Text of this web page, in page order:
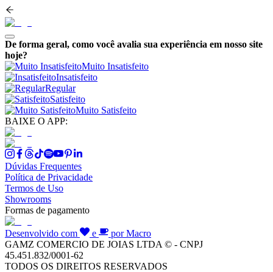
De forma geral, como você avalia sua experiência em nosso site
hoje?
Muito Insatisfeito
Insatisfeito
Regular
Satisfeito
Muito Satisfeito
BAIXE O APP:
Dúvidas Frequentes
Política de Privacidade
Termos de Uso
Showrooms
Formas de pagamento
Desenvolvido com e
por Macro
GAMZ COMERCIO DE JOIAS LTDA © - CNPJ
45.451.832/0001-62
TODOS OS DIREITOS RESERVADOS